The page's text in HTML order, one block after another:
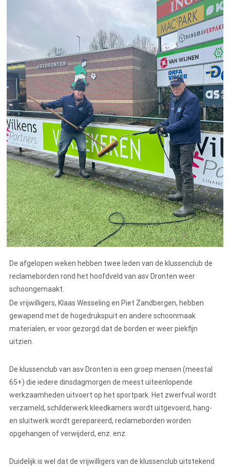
De afgelopen weken hebben twee leden van de klussenclub de
reclameborden rond het hoofdveld van asv Dronten weer
schoongemaakt.
De vrijwilligers, Klaas Wesseling en Piet Zandbergen, hebben
gewapend met de hogedrukspuit en andere schoonmaak
materialen, er voor gezorgd dat de borden er weer piekfijn
uitzien.
De klussenclub van asv Dronten is een groep mensen (meestal
65+) die iedere dinsdagmorgen de meest uiteenlopende
werkzaamheden uitvoert op het sportpark. Het zwerfvuil wordt
verzameld, schilderwerk kleedkamers wordt uitgevoerd, hang-
en sluitwerk wordt gerepareerd, reclameborden worden
opgehangen of verwijderd, enz. enz.
Duidelijk is wel dat de vrijwilligers van de klussenclub uitstekend